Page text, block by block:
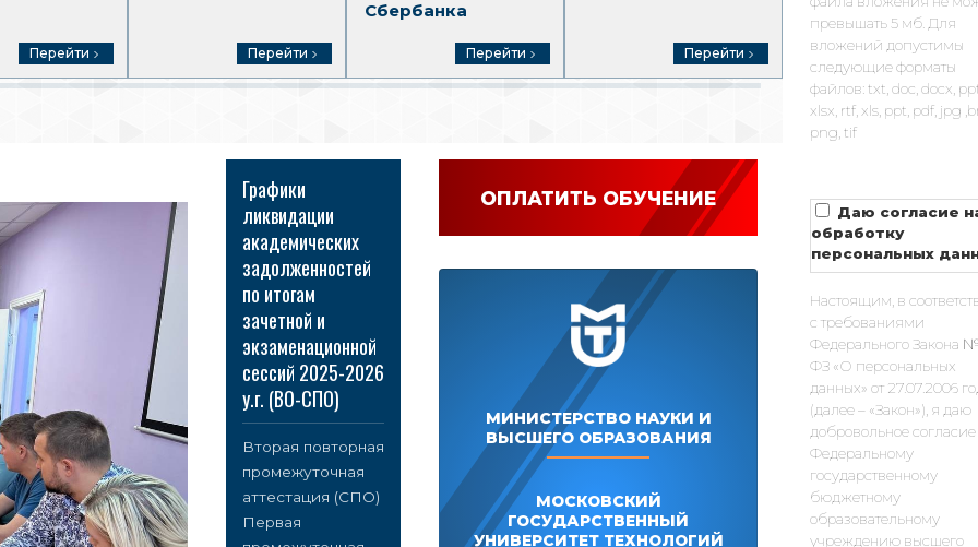
Перейти Перейти
Сбербанка
Перейти Перейти Перейти
ОПЛАТИТЬ ОБУЧЕНИЕ
МИНИСТЕРСТВО НАУКИ И
ВЫСШЕГО ОБРАЗОВАНИЯ
МОСКОВСКИЙ
ГОСУДАРСТВЕННЫЙ
УНИВЕРСИТЕТ ТЕХНОЛОГИЙ
Графики
ликвидации
академических
задолженностей
по итогам
зачетной и
экзаменационной
сессий 2025-2026
у.г. (ВО-СПО)
Вторая повторная
промежуточная
аттестация (СПО)
Первая
превышать 5 мб. Для
вложений допустимы
следующие форматы
файлов: txt, doc, docx,
xlsx, rtf, xls, ppt, pdf, jpg
png, tif
Даю согласие
обработку
персональных
Настоящим, в
с требованиями
Федерального Закона
ФЗ «О персональных
данных» от 27.07.2006
(далее – «Закон»), я даю
добровольное согласие
Федеральному
государственному
бюджетному
образовательному
учреждению высшего